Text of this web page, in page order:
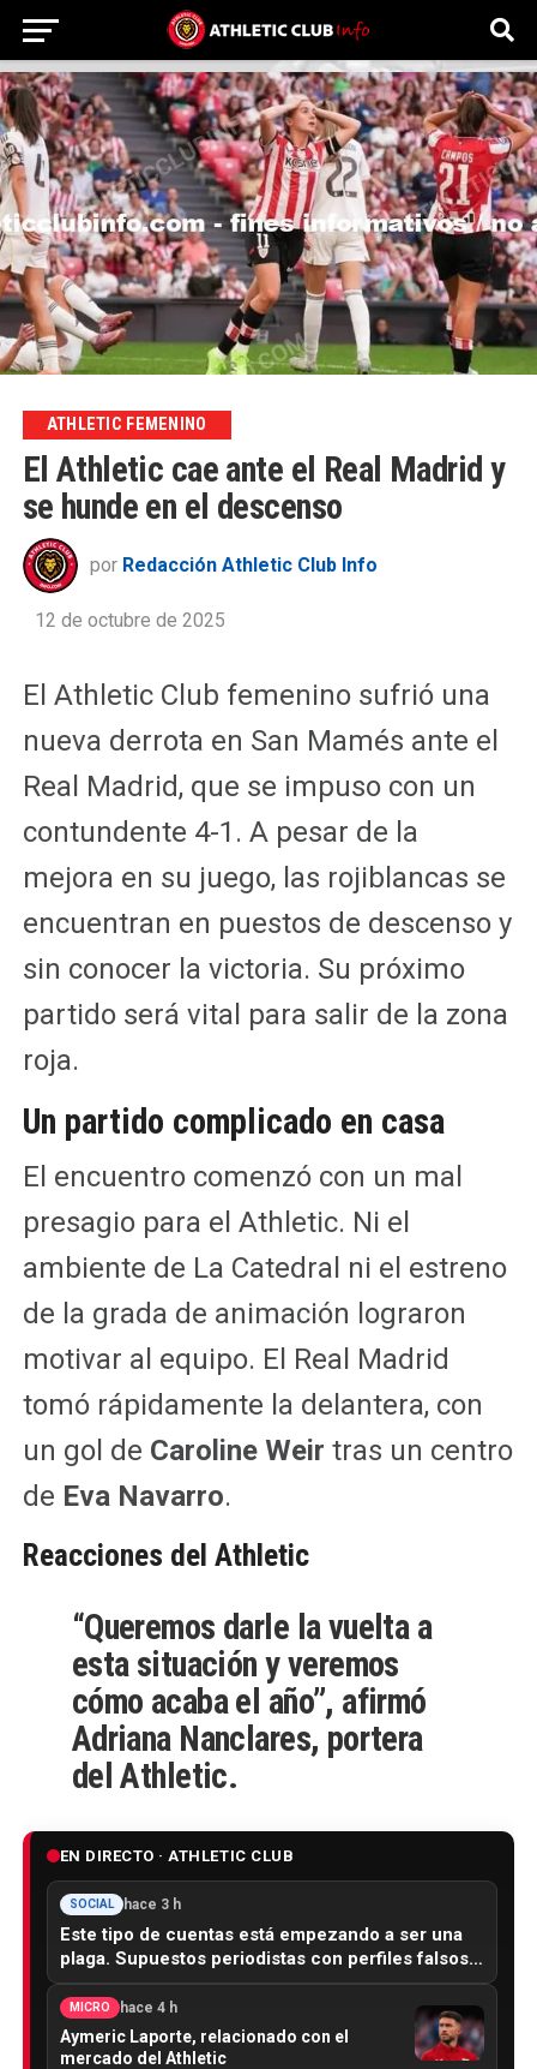
ATHLETIC FEMENINO
El Athletic cae ante el Real Madrid y
se hunde en el descenso
por Redacción Athletic Club Info
12 de octubre de 2025
El Athletic Club femenino sufrió una
nueva derrota en San Mamés ante el
Real Madrid, que se impuso con un
contundente 4-1. A pesar de la
mejora en su juego, las rojiblancas se
encuentran en puestos de descenso y
sin conocer la victoria. Su próximo
partido será vital para salir de la zona
roja.
Un partido complicado en casa
El encuentro comenzó con un mal
presagio para el Athletic. Ni el
ambiente de La Catedral ni el estreno
de la grada de animación lograron
motivar al equipo. El Real Madrid
tomó rápidamente la delantera, con
un gol de Caroline Weir tras un centro
de Eva Navarro.
Reacciones del Athletic
“Queremos darle la vuelta a
esta situación y veremos
cómo acaba el año”, afirmó
Adriana Nanclares, portera
del Athletic.
EN DIRECTO · ATHLETIC CLUB
SOCIAL hace 3 h
Este tipo de cuentas está empezando a ser una
plaga. Supuestos periodistas con perfiles falsos…
MICRO hace 4 h
Aymeric Laporte, relacionado con el
mercado del Athletic